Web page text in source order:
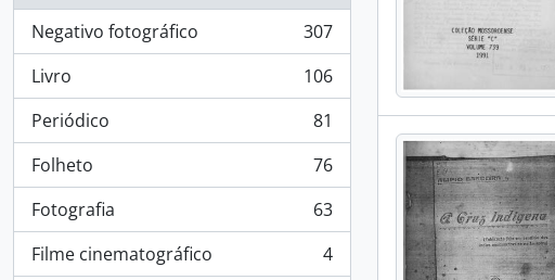
Negativo fotográfico
, 307 resultados
307
Livro
, 106 resultados
106
Periódico
, 81 resultados
81
Folheto
, 76 resultados
76
Fotografia
, 63 resultados
63
Filme cinematográfico
, 4 resultados
4